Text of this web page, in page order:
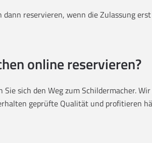
reservieren, wenn die Zulassung
online reservieren?
sich den Weg zum Schildermacher.
geprüfte Qualität und profitieren